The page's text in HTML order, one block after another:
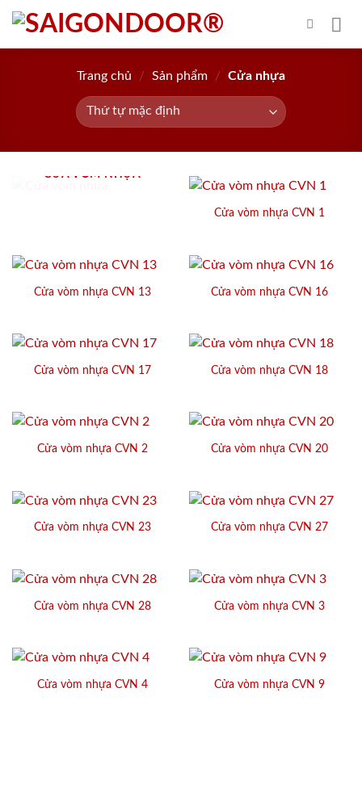
Skip
content
Trang chủ / Sản phẩm / Cửa nhựa
CỬA VÒM NHỰA
Cửa vòm nhựa CVN 1
Cửa vòm nhựa CVN 13 Cửa vòm nhựa CVN 16
Cửa vòm nhựa CVN 17 Cửa vòm nhựa CVN 18
Cửa vòm nhựa CVN 2 Cửa vòm nhựa CVN 20
Cửa vòm nhựa CVN 23 Cửa vòm nhựa CVN 27
Cửa vòm nhựa CVN 28 Cửa vòm nhựa CVN 3
Cửa vòm nhựa CVN 4 Cửa vòm nhựa CVN 9